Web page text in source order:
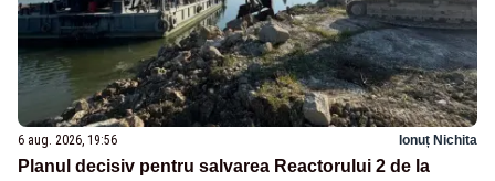
6 aug. 2026, 19:56 Ionuț Nichita
Planul decisiv pentru salvarea Reactorului 2 de la